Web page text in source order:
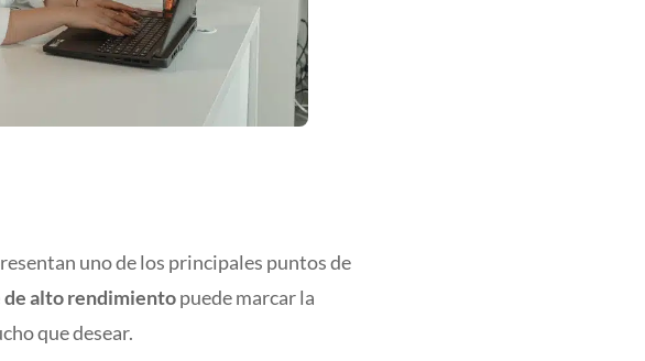
uno de los principales puntos de
alto rendimientopuede marcar la
que desear.